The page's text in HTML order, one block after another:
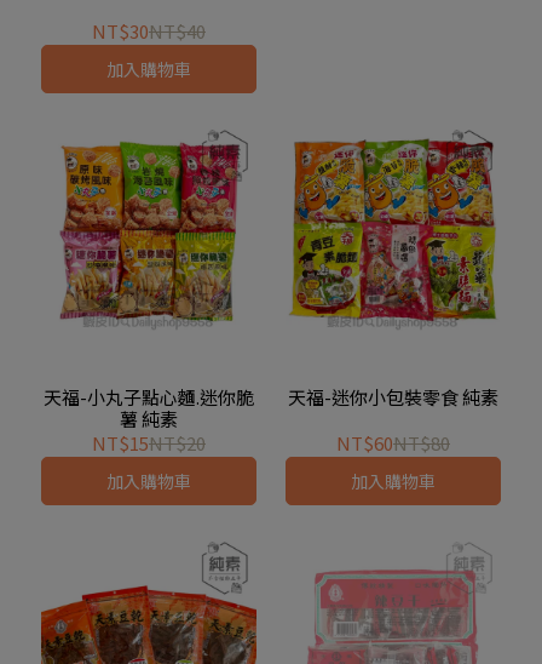
NT$30NT$40
加入購物車
天福-小丸子點心麵.迷你脆
薯 純素
NT$15NT$20
加入購物車
天福-迷你小包裝零食 純素
NT$60NT$80
加入購物車